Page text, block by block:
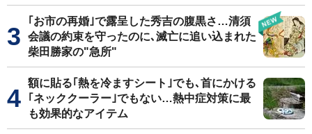
｢お市の再婚｣で露呈した秀吉の腹黒さ…清須
会議の約束を守ったのに､滅亡に追い込まれた
柴田勝家の"急所"
額に貼る｢熱を冷ますシート｣でも､首にかける
｢ネッククーラー｣でもない…熱中症対策に最
も効果的なアイテム